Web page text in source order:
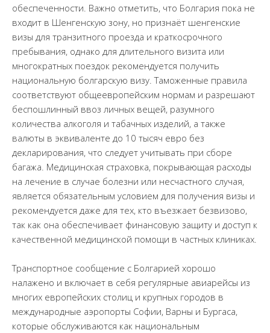
обеспеченности. Важно отметить, что Болгария пока не
входит в Шенгенскую зону, но признаёт шенгенские
визы для транзитного проезда и краткосрочного
пребывания, однако для длительного визита или
многократных поездок рекомендуется получить
национальную болгарскую визу. Таможенные правила
соответствуют общеевропейским нормам и разрешают
беспошлинный ввоз личных вещей, разумного
количества алкоголя и табачных изделий, а также
валюты в эквиваленте до 10 тысяч евро без
декларирования, что следует учитывать при сборе
багажа. Медицинская страховка, покрывающая расходы
на лечение в случае болезни или несчастного случая,
является обязательным условием для получения визы и
рекомендуется даже для тех, кто въезжает безвизово,
так как она обеспечивает финансовую защиту и доступ к
качественной медицинской помощи в частных клиниках.
Транспортное сообщение с Болгарией хорошо
налажено и включает в себя регулярные авиарейсы из
многих европейских столиц и крупных городов в
международные аэропорты Софии, Варны и Бургаса,
которые обслуживаются как национальным